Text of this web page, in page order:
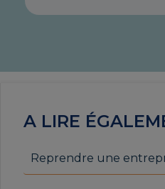
A LIRE
Reprendre une